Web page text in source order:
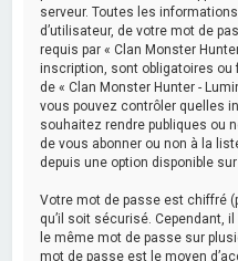
serveur. Toutes les
d’utilisateur, de votre mot de
requis par « Clan Monster
inscription, sont obligatoires
de « Clan Monster Hunter -
vous pouvez contrôler quelles
souhaitez rendre publiques ou
de vous abonner ou non à la
depuis une option disponible
Votre mot de passe est chiffré
qu’il soit sécurisé. Cependant,
le même mot de passe sur
mot de passe est le moyen